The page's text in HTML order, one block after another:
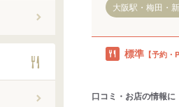
大阪駅
中津駅（大阪メトロ
大阪駅・梅田・
標準 【予約・
口コミ・お店の情報に